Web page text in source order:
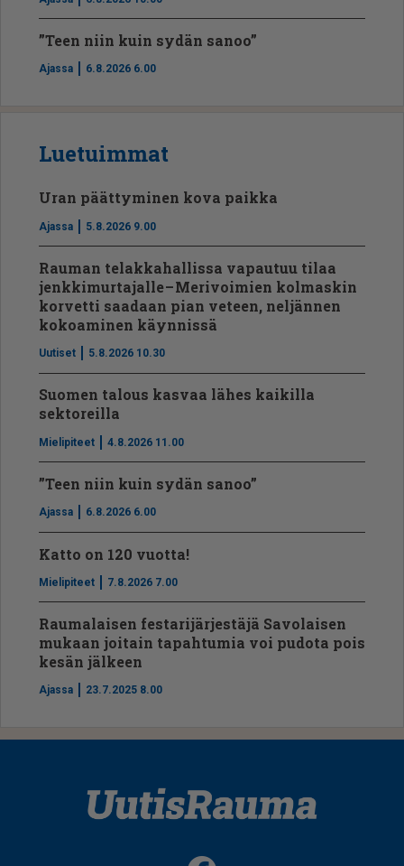
”Teen niin kuin sydän sanoo”
Ajassa 6.8.2026 6.00
Luetuimmat
Uran päättyminen kova paikka
Ajassa 5.8.2026 9.00
Rauman telakkahallissa vapautuu tilaa
jenkkimurtajalle – Merivoimien kolmaskin
korvetti saadaan pian veteen, neljännen
kokoaminen käynnissä
Uutiset 5.8.2026 10.30
Suomen talous kasvaa lähes kaikilla
sektoreilla
Mielipiteet 4.8.2026 11.00
”Teen niin kuin sydän sanoo”
Ajassa 6.8.2026 6.00
Katto on 120 vuotta!
Mielipiteet 7.8.2026 7.00
Raumalaisen festarijärjestäjä Savolaisen
mukaan joitain tapahtumia voi pudota pois
kesän jälkeen
Ajassa 23.7.2025 8.00